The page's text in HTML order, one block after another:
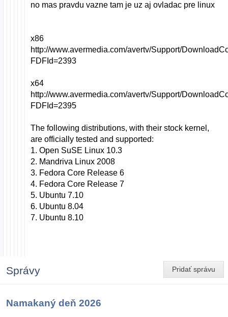
no mas pravdu vazne tam je uz aj ovladac pre linux
x86
http://www.avermedia.com/avertv/Support/
FDFId=2393
x64
http://www.avermedia.com/avertv/Support/
FDFId=2395
The following distributions, with their stock kernel,
are officially tested and supported:
1. Open SuSE Linux 10.3
2. Mandriva Linux 2008
3. Fedora Core Release 6
4. Fedora Core Release 7
5. Ubuntu 7.10
6. Ubuntu 8.04
7. Ubuntu 8.10
Pridať správu
Správy
Namakaný deň 2026